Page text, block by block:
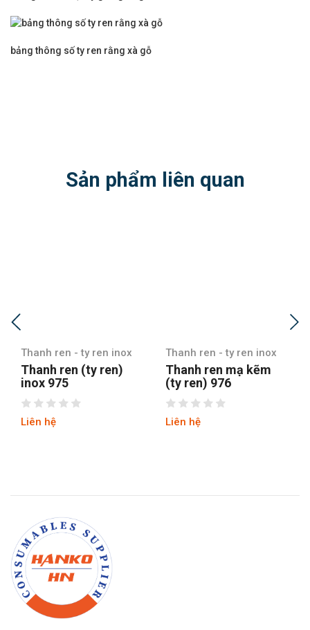
bảng thông số ty ren rằng xà gỗ
Sản phẩm liên quan
Thanh ren - ty ren inox
Thanh ren (ty ren)
inox 975
Liên hệ
Thanh ren - ty ren inox
Thanh ren mạ kẽm
(ty ren) 976
Liên hệ